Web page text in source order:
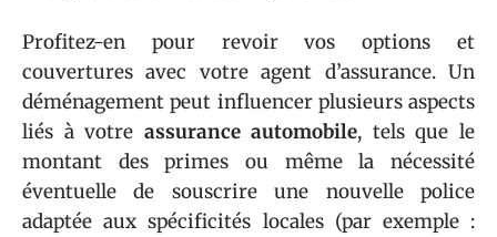
Profitez-en pour revoir vos options et
couvertures avec votre agent d’assurance. Un
déménagement peut influencer plusieurs aspects
liés à votre assurance automobile, tels que le
montant des primes ou même la nécessité
éventuelle de souscrire une nouvelle police
adaptée aux spécificités locales (par exemple :